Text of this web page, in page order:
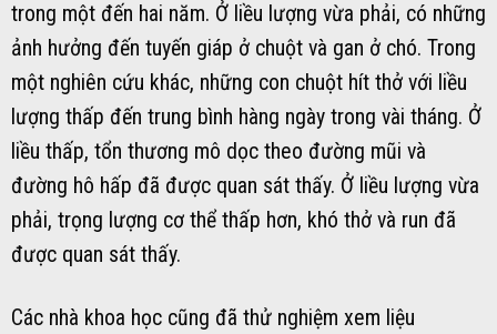
trong một đến hai năm. Ở liều lượng vừa phải, có những
ảnh hưởng đến tuyến giáp ở chuột và gan ở chó. Trong
một nghiên cứu khác, những con chuột hít thở với liều
lượng thấp đến trung bình hàng ngày trong vài tháng. Ở
liều thấp, tổn thương mô dọc theo đường mũi và
đường hô hấp đã được quan sát thấy. Ở liều lượng vừa
phải, trọng lượng cơ thể thấp hơn, khó thở và run đã
được quan sát thấy.
Các nhà khoa học cũng đã thử nghiệm xem liệu